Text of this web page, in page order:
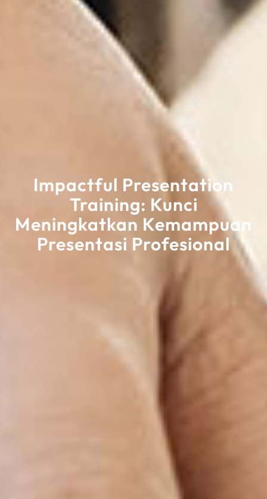
Impactful Presentation
Training: Kunci
Meningkatkan Kemampuan
Presentasi Profesional